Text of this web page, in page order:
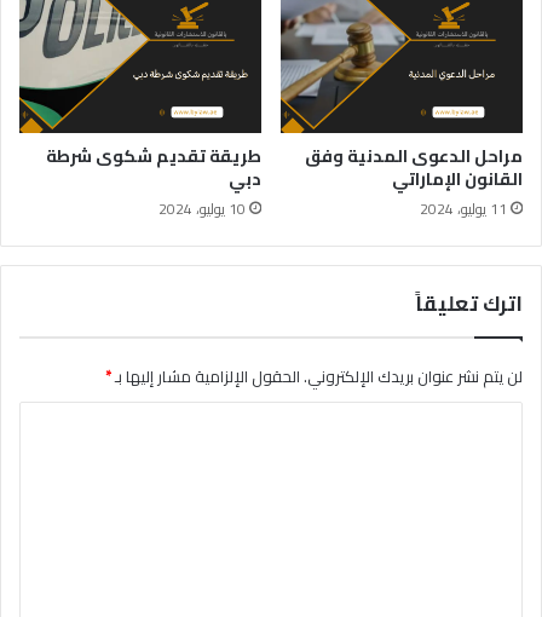
مراحل الدعوى المدنية وفق
القانون الإماراتي
11 يوليو، 2024
طريقة تقديم شكوى شرطة
دبي
10 يوليو، 2024
اترك تعليقاً
لن يتم نشر عنوان بريدك الإلكتروني.الحقول الإلزامية مشار إليها بـ*